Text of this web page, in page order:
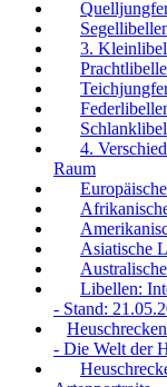
3.
4.
Raum
Asiatische
Libellen:
- Stand:
- Die Welt der